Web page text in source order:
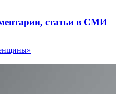
статьи в СМИ